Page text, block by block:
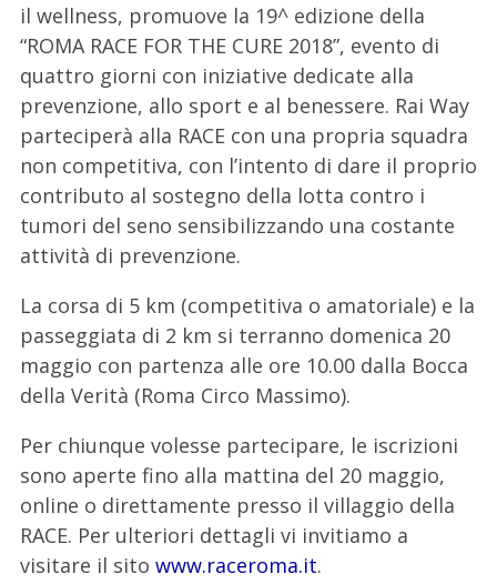
il wellness, promuove la 19^ edizione della
“ROMA RACE FOR THE CURE 2018”, evento di
quattro giorni con iniziative dedicate alla
prevenzione, allo sport e al benessere. Rai Way
parteciperà alla RACE con una propria squadra
non competitiva, con l’intento di dare il proprio
contributo al sostegno della lotta contro i
tumori del seno sensibilizzando una costante
attività di prevenzione.
La corsa di 5 km (competitiva o amatoriale) e la
passeggiata di 2 km si terranno domenica 20
maggio con partenza alle ore 10.00 dalla Bocca
della Verità (Roma Circo Massimo).
Per chiunque volesse partecipare, le iscrizioni
sono aperte fino alla mattina del 20 maggio,
online o direttamente presso il villaggio della
RACE. Per ulteriori dettagli vi invitiamo a
visitare il sito www.raceroma.it.